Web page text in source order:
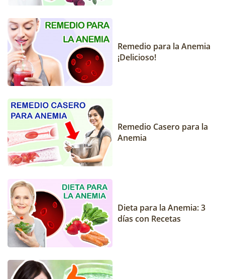
Remedio para la Anemia
¡Delicioso!
Remedio Casero para la
Anemia
Dieta para la Anemia: 3
días con Recetas